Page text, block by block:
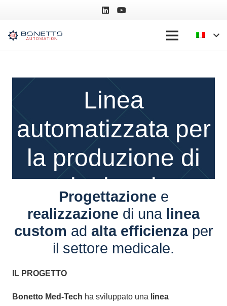
Linea
automatizzata per
la produzione di
inalatori
Progettazione e
realizzazione di una linea
custom ad alta efficienzaper
il settore medicale.
IL PROGETTO
Bonetto Med-Tech ha sviluppato una linea